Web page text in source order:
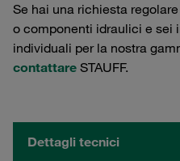
Se hai una richiesta
o componenti idraulici e sei
individuali per la nostra
contattare STAUFF.
Dettagli tecnici